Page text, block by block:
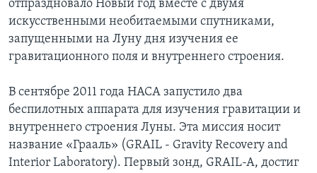
отпраздновало Новый год вместе с двумя
искусственными необитаемыми спутниками,
запущенными на Луну дня изучения ее
гравитационного поля и внутреннего строения.
В сентябре 2011 года НАСA запустило два
беспилотных аппарата для изучения гравитации и
внутреннего строения Луны. Эта миссия носит
название «Грааль» (GRAIL - Gravity Recovery and
Interior Laboratory). Первый зонд, GRAIL-A, достиг